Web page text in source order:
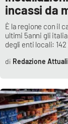
incassi da
È la regione con il
ultimi 5anni gli
degli enti locali:
Redazione